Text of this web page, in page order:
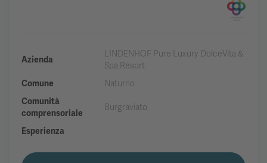
Azienda
LINDENHOF Pure Luxury DolceVita &
Spa Resort
Comune
Naturno
Comunità
comprensoriale
Burgraviato
Esperienza